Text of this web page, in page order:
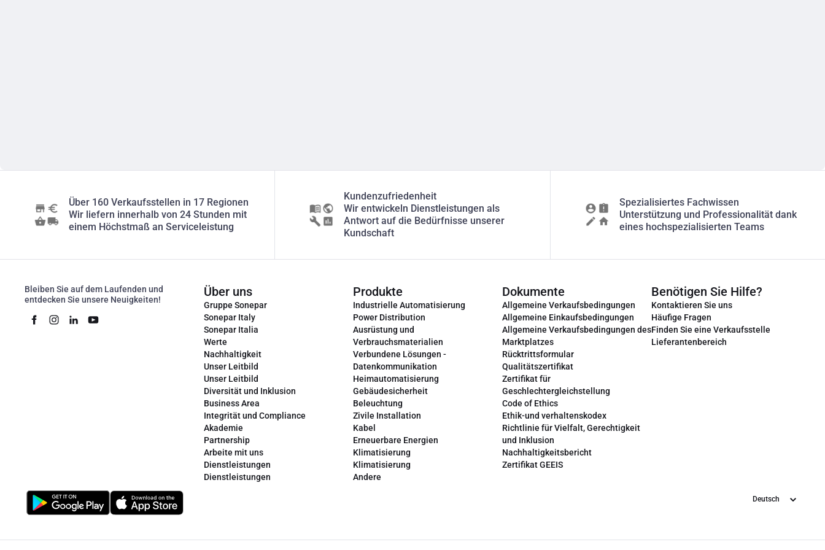
Über 160 Verkaufsstellen in 17 Regionen
Wir liefern innerhalb von 24 Stunden mit
einem Höchstmaß an Serviceleistung
Kundenzufriedenheit
Wir entwickeln Dienstleistungen als
Antwort auf die Bedürfnisse unserer
Kundschaft
Spezialisiertes Fachwissen
Unterstützung und Professionalität dank
eines hochspezialisierten Teams
Bleiben Sie auf dem Laufenden und
entdecken Sie unsere Neuigkeiten!
Über uns
Gruppe Sonepar
Sonepar Italy
Sonepar Italia
Werte
Nachhaltigkeit
Unser Leitbild
Unser Leitbild
Diversität und Inklusion
Business Area
Integrität und Compliance
Akademie
Partnership
Arbeite mit uns
Dienstleistungen
Dienstleistungen
Produkte
Industrielle Automatisierung
Power Distribution
Ausrüstung und
Verbrauchsmaterialien
Verbundene Lösungen -
Datenkommunikation
Heimautomatisierung
Gebäudesicherheit
Beleuchtung
Zivile Installation
Kabel
Erneuerbare Energien
Klimatisierung
Klimatisierung
Andere
Dokumente
Allgemeine Verkaufsbedingungen
Allgemeine Einkaufsbedingungen
Allgemeine Verkaufsbedingungen des
Marktplatzes
Rücktrittsformular
Qualitätszertifikat
Zertifikat für
Geschlechtergleichstellung
Code of Ethics
Ethik-und verhaltenskodex
Richtlinie für Vielfalt, Gerechtigkeit
und Inklusion
Nachhaltigkeitsbericht
Zertifikat GEEIS
Benötigen Sie Hilfe?
Kontaktieren Sie uns
Häufige Fragen
Finden Sie eine Verkaufsstelle
Lieferantenbereich
Sprache